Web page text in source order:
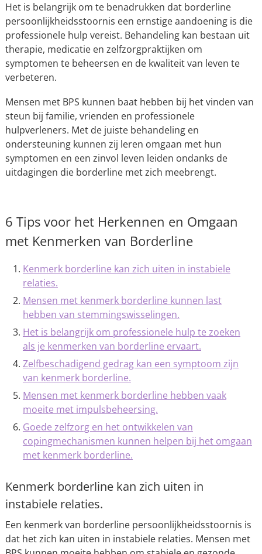
Het is belangrijk om te benadrukken dat borderline
persoonlijkheidsstoornis een ernstige aandoening is die
professionele hulp vereist. Behandeling kan bestaan uit
therapie, medicatie en zelfzorgpraktijken om
symptomen te beheersen en de kwaliteit van leven te
verbeteren.
Mensen met BPS kunnen baat hebben bij het vinden van
steun bij familie, vrienden en professionele
hulpverleners. Met de juiste behandeling en
ondersteuning kunnen zij leren omgaan met hun
symptomen en een zinvol leven leiden ondanks de
uitdagingen die borderline met zich meebrengt.
6 Tips voor het Herkennen en Omgaan
met Kenmerken van Borderline
Kenmerk borderline kan zich uiten in instabiele
relaties.
Mensen met kenmerk borderline kunnen last
hebben van stemmingswisselingen.
Het is belangrijk om professionele hulp te zoeken
als je kenmerken van borderline ervaart.
Zelfbeschadigend gedrag kan een symptoom zijn
van kenmerk borderline.
Mensen met kenmerk borderline hebben vaak
moeite met impulsbeheersing.
Goede zelfzorg en het ontwikkelen van
copingmechanismen kunnen helpen bij het omgaan
met kenmerk borderline.
Kenmerk borderline kan zich uiten in
instabiele relaties.
Een kenmerk van borderline persoonlijkheidsstoornis is
dat het zich kan uiten in instabiele relaties. Mensen met